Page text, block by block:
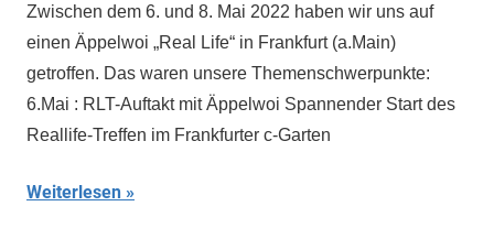
Zwischen dem 6. und 8. Mai 2022 haben wir uns auf
einen Äppelwoi „Real Life“ in Frankfurt (a.Main)
getroffen. Das waren unsere Themenschwerpunkte:
6.Mai : RLT-Auftakt mit Äppelwoi Spannender Start des
Reallife-Treffen im Frankfurter c-Garten
Weiterlesen